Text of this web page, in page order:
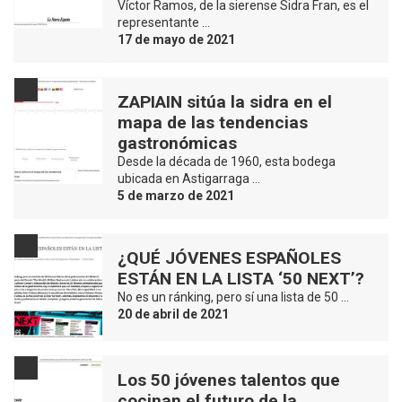
Víctor Ramos, de la sierense Sidra Fran, es el
representante …
17 de mayo de 2021
ZAPIAIN sitúa la sidra en el
mapa de las tendencias
gastronómicas
Desde la década de 1960, esta bodega
ubicada en Astigarraga …
5 de marzo de 2021
¿QUÉ JÓVENES ESPAÑOLES
ESTÁN EN LA LISTA ‘50 NEXT’?
No es un ránking, pero sí una lista de 50 …
20 de abril de 2021
Los 50 jóvenes talentos que